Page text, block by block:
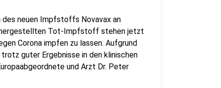
des neuen Impfstoffs Novavax an
Tot-Impfstoff stehen jetzt
Corona impfen zu lassen. Aufgrund
guter Ergebnisse in den klinischen
und Arzt Dr. Peter